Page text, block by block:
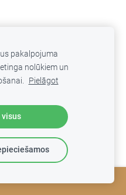
pakalpojuma
nolūkiem un
Pielāgot
visus